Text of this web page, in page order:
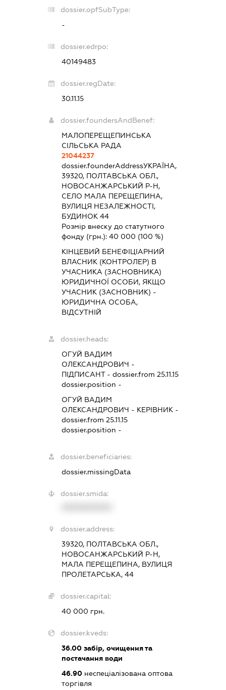
dossier.opfSubType:
-
dossier.edrpo:
40149483
dossier.regDate:
30.11.15
dossier.foundersAndBenef:
МАЛОПЕРЕЩЕПИНСЬКА
СІЛЬСЬКА РАДА
21044237
dossier.founderAddressУКРАЇНА,
39320, ПОЛТАВСЬКА ОБЛ.,
НОВОСАНЖАРСЬКИЙ Р-Н,
СЕЛО МАЛА ПЕРЕЩЕПИНА,
ВУЛИЦЯ НЕЗАЛЕЖНОСТІ,
БУДИНОК 44
Розмір внеску до статутного
фонду (грн.): 40 000 (100 %)
КІНЦЕВИЙ БЕНЕФІЦІАРНИЙ
ВЛАСНИК (КОНТРОЛЕР) В
УЧАСНИКА (ЗАСНОВНИКА)
ЮРИДИЧНОЇ ОСОБИ, ЯКЩО
УЧАСНИК (ЗАСНОВНИК) -
ЮРИДИЧНА ОСОБА,
ВІДСУТНІЙ
dossier.heads:
ОГУЙ ВАДИМ
ОЛЕКСАНДРОВИЧ -
ПІДПИСАНТ- dossier.from 25.11.15
dossier.position -
ОГУЙ ВАДИМ
ОЛЕКСАНДРОВИЧ - КЕРІВНИК -
dossier.from 25.11.15
dossier.position -
dossier.beneficiaries:
dossier.missingData
dossier.smida:
dossier.address:
39320, ПОЛТАВСЬКА ОБЛ.,
НОВОСАНЖАРСЬКИЙ Р-Н,
МАЛА ПЕРЕЩЕПИНА, ВУЛИЦЯ
ПРОЛЕТАРСЬКА, 44
dossier.capital:
40 000 грн.
dossier.kveds:
36.00забір, очищення та
постачання води
46.90неспеціалізована оптова
торгівля